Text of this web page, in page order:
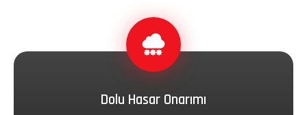
Dolu Hasar Onarımı